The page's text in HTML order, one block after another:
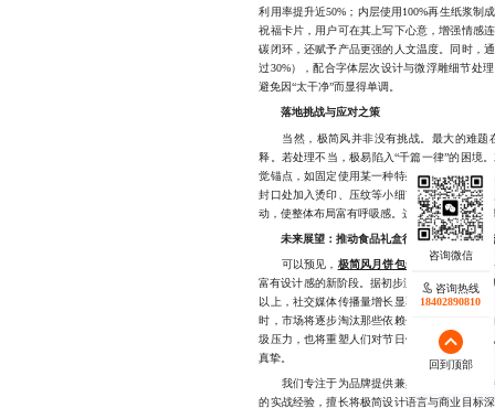
利用率提升近50%；内层使用100%再生纸浆制
祝福卡片，用户可在其上写下心意，增强情感
碳闭环，还赋予产品更强的人文温度。同时，
过30%），配合字体层次设计与微浮雕细节处
避免因“太干净”而显得单调。
落地挑战与应对之策
当然，极简风并非没有挑战。最大的难题
释。若处理不当，极易陷入“千篇一律”的困境
觉锚点，如固定使用某一种特殊纸张纹理或特
封口处加入烫印、压纹等小细节，形成视觉焦
动，使整体布局富有呼吸感。这些技巧虽细微
未来展望：推动食品礼盒行业迈向绿色新生
可以预见， 极简风月饼包装设计 的普及，
富有设计感的新阶段。据初步测算，采用该策
以上，社交媒体传播量增长显著。更重要的是
时，市场将逐步淘汰那些依赖夸张包装博眼球
圾压力，也将重塑人们对节日馈赠的理解——
真挚。
我们专注于为品牌提供兼具美学表达与可持
的实战经验，擅长将极简设计语言与商业目标
咨询热线
18402890810
回到顶部